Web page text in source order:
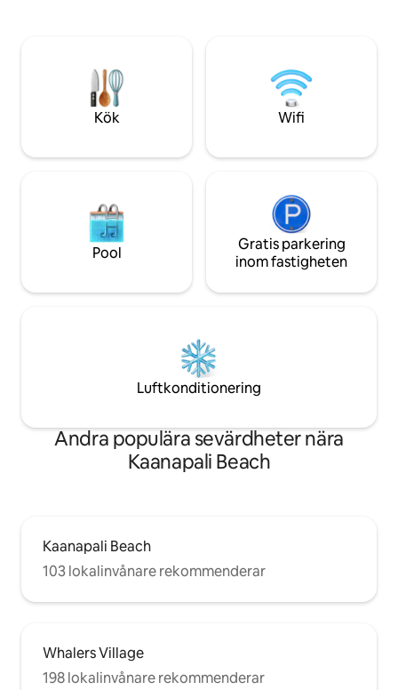
vardagsrummet och sovrummet ger
den fantastiska utsikten och varma Maui
solen in medan central
luftkonditionering håller dig sval inuti.
Kapalua. Vårt
ensamma
inte lämpligt för
Kök Wifi
Pool
Gratis parkering
inom fastigheten
Luftkonditionering
Andra populära sevärdheter nära
Kaanapali Beach
Kaanapali Beach
103 lokalinvånare rekommenderar
Whalers Village
198 lokalinvånare rekommenderar